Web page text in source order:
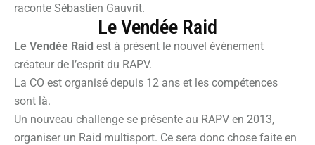
raconte Sébastien Gauvrit.
Le Vendée Raid
Le Vendée Raid est à présent le nouvel évènement
créateur de l’esprit du RAPV.
La CO est organisé depuis 12 ans et les compétences
sont là.
Un nouveau challenge se présente au RAPV en 2013,
organiser un Raid multisport. Ce sera donc chose faite en